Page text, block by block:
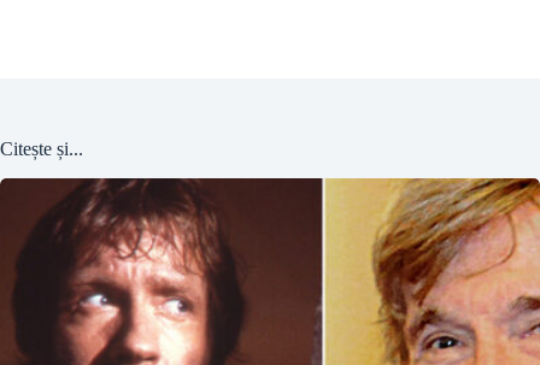
Citește și...